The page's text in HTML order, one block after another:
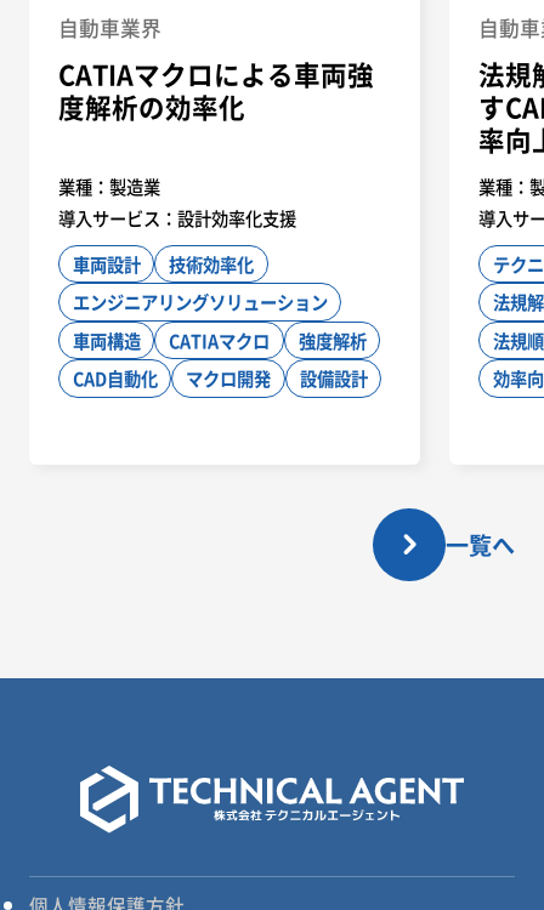
自動車業界
CATIAマクロによる車両強
度解析の効率化
業種： 製造業
導入サービス： 設計効率化支援
車両設計
技術効率化
エンジニアリングソリューション
車両構造
CATIAマクロ
強度解析
CAD自動化
マクロ開発 設備設計
自動
法規
す
率向
業種：
導入サ
テク
法規
法規
効率
一覧へ